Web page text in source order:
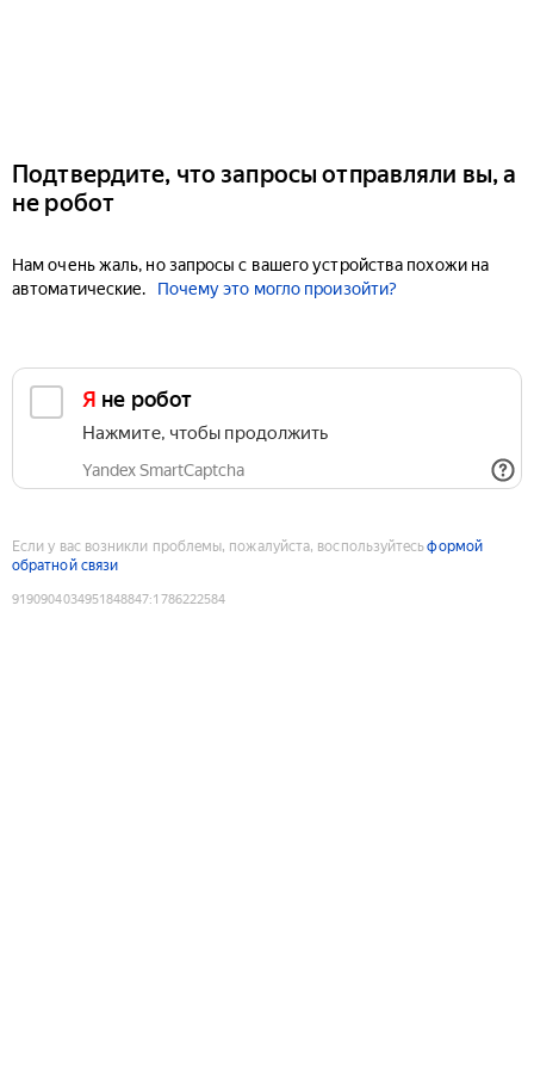
Подтвердите, что запросы отправляли вы, а
не робот
Нам очень жаль, но запросы с вашего устройства похожи на
автоматические.
Почему это могло произойти?
Я не робот
Нажмите, чтобы продолжить
Yandex SmartCaptcha
Если у вас возникли проблемы, пожалуйста, воспользуйтесьформой
обратной связи
9190904034951848847:1786222584